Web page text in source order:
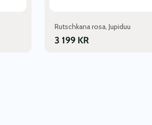
Rutschkana rosa, Jupiduu
3 199 KR